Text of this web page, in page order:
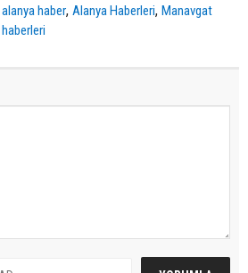
alanya haber,Alanya Haberleri,Manavgat